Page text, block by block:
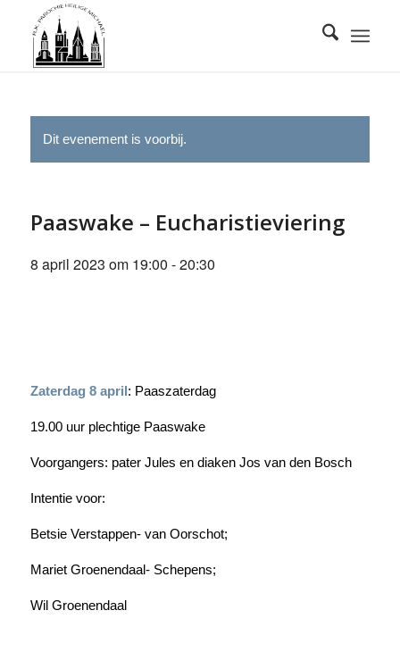
Dit evenement is voorbij.
Paaswake – Eucharistieviering
8 april 2023 om 19:00 -20:30
Zaterdag 8 april: Paaszaterdag
19.00 uur plechtige Paaswake
Voorgangers: pater Jules en diaken Jos van den Bosch
Intentie voor:
Betsie Verstappen- van Oorschot;
Mariet Groenendaal- Schepens;
Wil Groenendaal